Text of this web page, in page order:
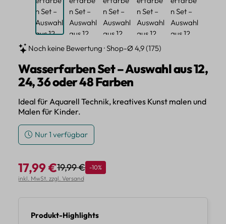
Noch keine Bewertung · Shop-Ø 4,9 (175)
Wasserfarben Set – Auswahl aus 12,
24, 36 oder 48 Farben
Ideal für Aquarell Technik, kreatives Kunst malen und
Malen für Kinder.
Nur 1 verfügbar
Verkaufspreis:
17,99 €Regulärer Preis:
19,99 € Rabatt
-10%
inkl. MwSt. zzgl. Versand
Produkt-Highlights